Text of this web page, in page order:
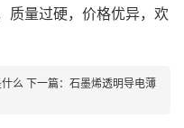
质量过硬，价格优异，欢
么下一篇：石墨烯透明导电薄